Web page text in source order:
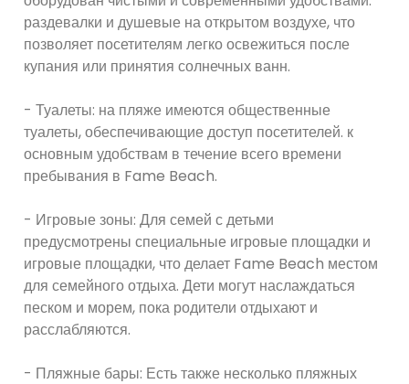
раздевалки и душевые на открытом воздухе, что
позволяет посетителям легко освежиться после
купания или принятия солнечных ванн.
- Туалеты: на пляже имеются общественные
туалеты, обеспечивающие доступ посетителей. к
основным удобствам в течение всего времени
пребывания в Fame Beach.
- Игровые зоны: Для семей с детьми
предусмотрены специальные игровые площадки и
игровые площадки, что делает Fame Beach местом
для семейного отдыха. Дети могут наслаждаться
песком и морем, пока родители отдыхают и
расслабляются.
- Пляжные бары: Есть также несколько пляжных